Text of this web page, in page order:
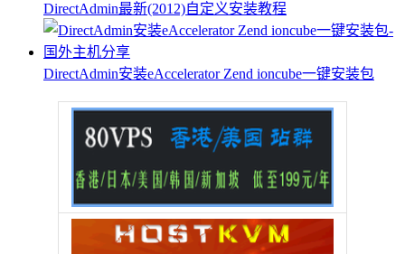
DirectAdmin最新(2012)自定义安装教程
DirectAdmin安装eAccelerator Zend ioncube一键安装包